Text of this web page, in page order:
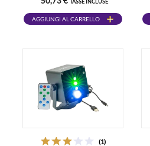
TASSE INCLUSE
AGGIUNGI AL CARRELLO
(1)